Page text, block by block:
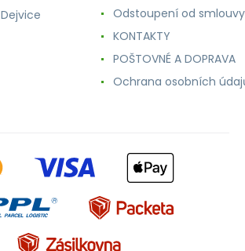
Odstoupení od smlouvy
KONTAKTY
POŠTOVNÉ A DOPRAVA
Ochrana osobních